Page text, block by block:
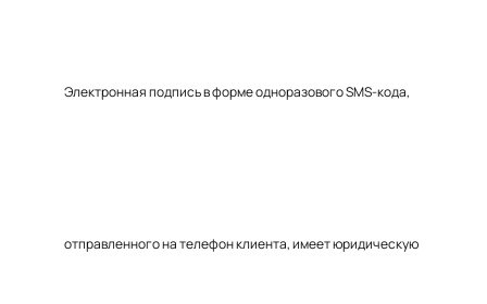
Электронная подпись в форме одноразового SMS-кода,
отправленного на телефон клиента, имеет юридическую